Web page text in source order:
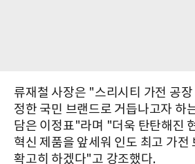
류재철 사장은 "스리시티 가전 공
정한 국민 브랜드로 거듭나고자 하
담은 이정표"라며 "더욱 탄탄해진
혁신 제품을 앞세워 인도 최고 가전
확고히 하겠다"고 강조했다.